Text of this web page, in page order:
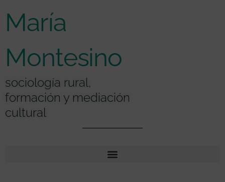
María
Montesino
sociología rural,
formación y mediación
cultural